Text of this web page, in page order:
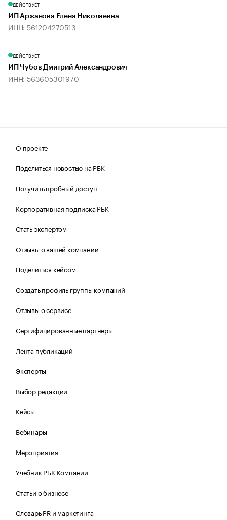
ДЕЙСТВУЕТ
ИП Аржанова Елена Николаевна
ИНН: 561204270513
ДЕЙСТВУЕТ
ИП Чубов Дмитрий Александрович
ИНН: 563605301970
О проекте
Поделиться новостью на РБК
Получить пробный доступ
Корпоративная подписка РБК
Стать экспертом
Отзывы о вашей компании
Поделиться кейсом
Создать профиль группы компаний
Отзывы о сервисе
Сертифицированные партнеры
Лента публикаций
Эксперты
Выбор редакции
Кейсы
Вебинары
Мероприятия
Учебник РБК Компании
Статьи о бизнесе
Словарь PR и маркетинга